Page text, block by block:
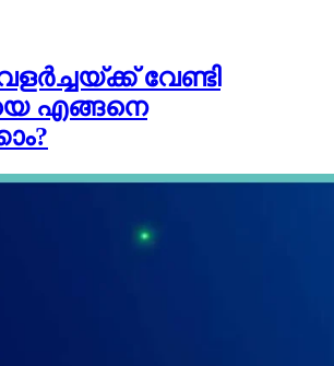
വേണ്ടി
എങ്ങനെ